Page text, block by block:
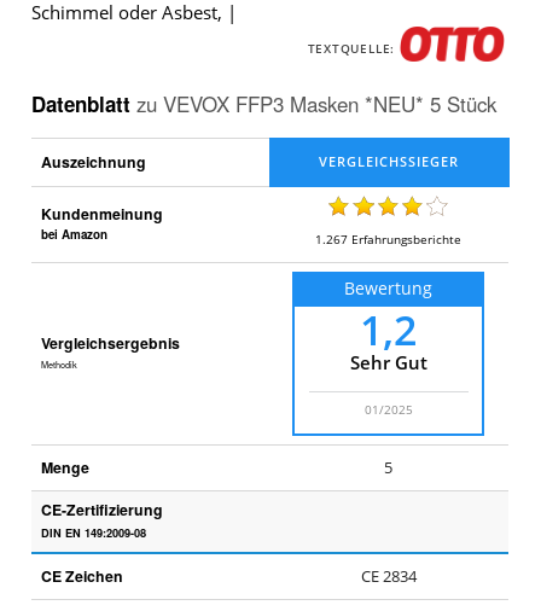
Masken
Stück
Schimmel oder Asbest, |
TEXTQUELLE:
Datenblatt zu VEVOX FFP3 Masken *NEU* 5 Stück
Auszeichnung
Kundenmeinung
bei Amazon 1.267 Erfahrungsberichte
Vergleichsergebnis
Methodik
Bewertung
1,2
Sehr Gut
01/2025
Menge 5
CE-Zertifizierung
DIN EN 149:2009-08
CE Zeichen CE 2834